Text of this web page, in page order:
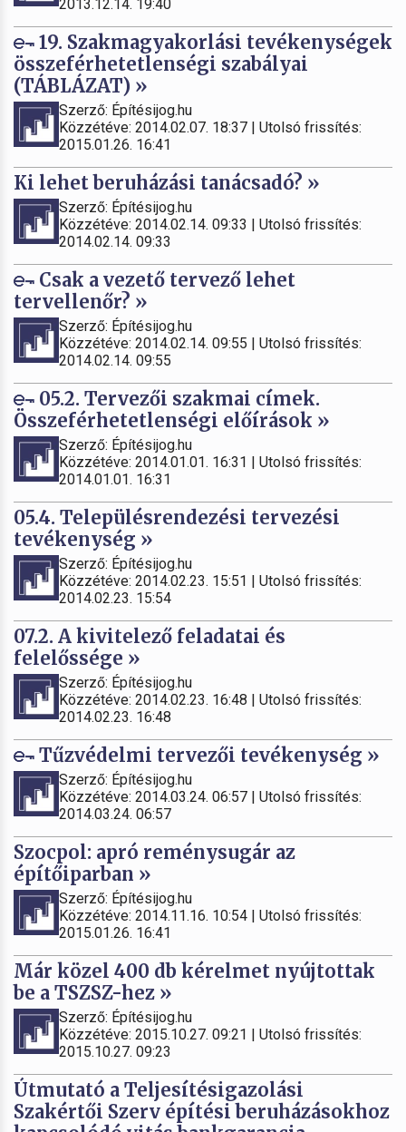
2013.12.14. 19:40
19. Szakmagyakorlási tevékenységek
összeférhetetlenségi szabályai
(TÁBLÁZAT) »
Szerző: Építésijog.hu
Közzétéve: 2014.02.07. 18:37 | Utolsó frissítés:
2015.01.26. 16:41
Ki lehet beruházási tanácsadó? »
Szerző: Építésijog.hu
Közzétéve: 2014.02.14. 09:33 | Utolsó frissítés:
2014.02.14. 09:33
Csak a vezető tervező lehet
tervellenőr? »
Szerző: Építésijog.hu
Közzétéve: 2014.02.14. 09:55 | Utolsó frissítés:
2014.02.14. 09:55
05.2. Tervezői szakmai címek.
Összeférhetetlenségi előírások »
Szerző: Építésijog.hu
Közzétéve: 2014.01.01. 16:31 | Utolsó frissítés:
2014.01.01. 16:31
05.4. Településrendezési tervezési
tevékenység »
Szerző: Építésijog.hu
Közzétéve: 2014.02.23. 15:51 | Utolsó frissítés:
2014.02.23. 15:54
07.2. A kivitelező feladatai és
felelőssége »
Szerző: Építésijog.hu
Közzétéve: 2014.02.23. 16:48 | Utolsó frissítés:
2014.02.23. 16:48
Tűzvédelmi tervezői tevékenység »
Szerző: Építésijog.hu
Közzétéve: 2014.03.24. 06:57 | Utolsó frissítés:
2014.03.24. 06:57
Szocpol: apró reménysugár az
építőiparban »
Szerző: Építésijog.hu
Közzétéve: 2014.11.16. 10:54 | Utolsó frissítés:
2015.01.26. 16:41
Már közel 400 db kérelmet nyújtottak
be a TSZSZ-hez »
Szerző: Építésijog.hu
Közzétéve: 2015.10.27. 09:21 | Utolsó frissítés:
2015.10.27. 09:23
Útmutató a Teljesítésigazolási
Szakértői Szerv építési beruházásokhoz